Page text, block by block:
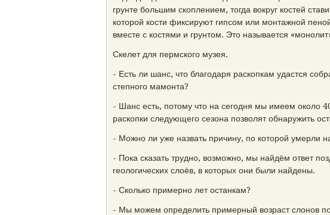
грунте большим скоплением, тогда вокруг костей
которой кости фиксируют гипсом или монтажной
вместе с костями и грунтом. Это называется
Скелет для пермского музея.
- Есть ли шанс, что благодаря раскопкам удастся
степного мамонта?
- Шанс есть, потому что на сегодня мы имеем около
раскопки следующего сезона позволят обнаружить
- Можно ли уже назвать причину, по которой умерли
- Пока сказать трудно, возможно, мы найдём ответ
геологических слоёв, в которых они были найдены.
- Сколько примерно лет останкам?
- Мы можем определить примерный возраст слонов